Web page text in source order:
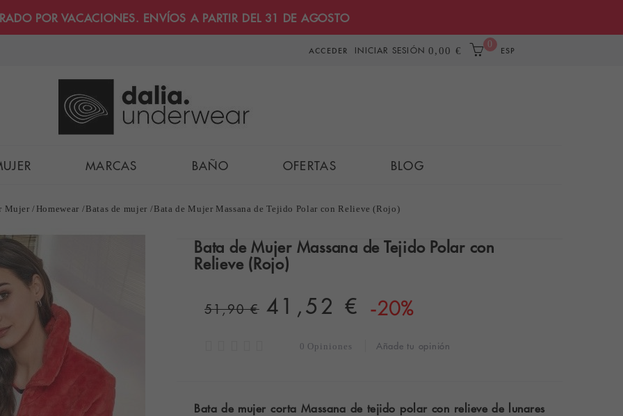
POR VACACIONES. ENVÍOS A PARTIR DEL 31 DE AGOSTO
ACCEDER INICIAR SESIÓN 0,00 €
0
ESP
MARCAS BAÑO OFERTAS BLOG
Mujer Homewear Batas de mujer Bata de Mujer Massana de Tejido Polar con Relieve (Rojo)
Bata de Mujer Massana de Tejido Polar con
Relieve (Rojo)
51,90 € 41,52 € -20%
0 Opiniones Añade tu opinión
Bata de mujer corta Massana de tejido polar con relieve de lunares